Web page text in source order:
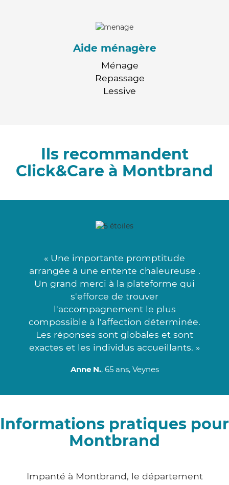
Aide ménagère
Ménage
Repassage
Lessive
Ils recommandent
Click&Care à Montbrand
« Une importante promptitude
arrangée à une entente chaleureuse .
Un grand merci à la plateforme qui
s'efforce de trouver
l'accompagnement le plus
compossible à l'affection déterminée.
Les réponses sont globales et sont
exactes et les individus accueillants. »
Anne N., 65 ans, Veynes
Informations pratiques pour
Montbrand
Impanté à Montbrand, le département